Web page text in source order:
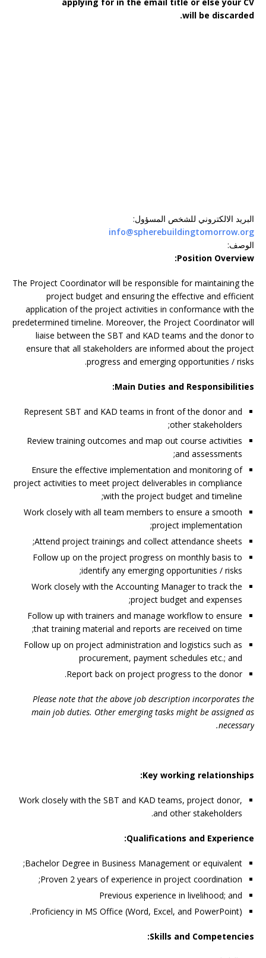
will be discarded.
البريد الالكتروني للشخص المسؤول:
info@spherebuildingtomorrow.org
الوصف:
Position Overview:
The Project Coordinator will be responsible for maintaining the
project budget and ensuring the effective and efficient
application of the project activities in conformance with the
predetermined timeline. Moreover, the Project Coordinator will
liaise between the SBT and KAD teams and the donor to
ensure that all stakeholders are informed about the project
progress and emerging opportunities / risks.
Main Duties and Responsibilities:
Represent SBT and KAD teams in front of the donor and
other stakeholders;
Review training outcomes and map out course activities
and assessments;
Ensure the effective implementation and monitoring of
project activities to meet project deliverables in compliance
with the project budget and timeline;
Work closely with all team members to ensure a smooth
project implementation;
Attend project trainings and collect attendance sheets;
Follow up on the project progress on monthly basis to
identify any emerging opportunities / risks;
Work closely with the Accounting Manager to track the
project budget and expenses;
Follow up with trainers and manage workflow to ensure
that training material and reports are received on time;
Follow up on project administration and logistics such as
procurement, payment schedules etc.; and
Report back on project progress to the donor.
Please note that the above job description incorporates the
main job duties. Other emerging tasks might be assigned as
necessary.
Key working relationships:
Work closely with the SBT and KAD teams, project donor,
and other stakeholders.
Qualifications and Experience:
Bachelor Degree in Business Management or equivalent;
Proven 2 years of experience in project coordination;
Previous experience in livelihood; and
Proficiency in MS Office (Word, Excel, and PowerPoint).
Skills and Competencies
: